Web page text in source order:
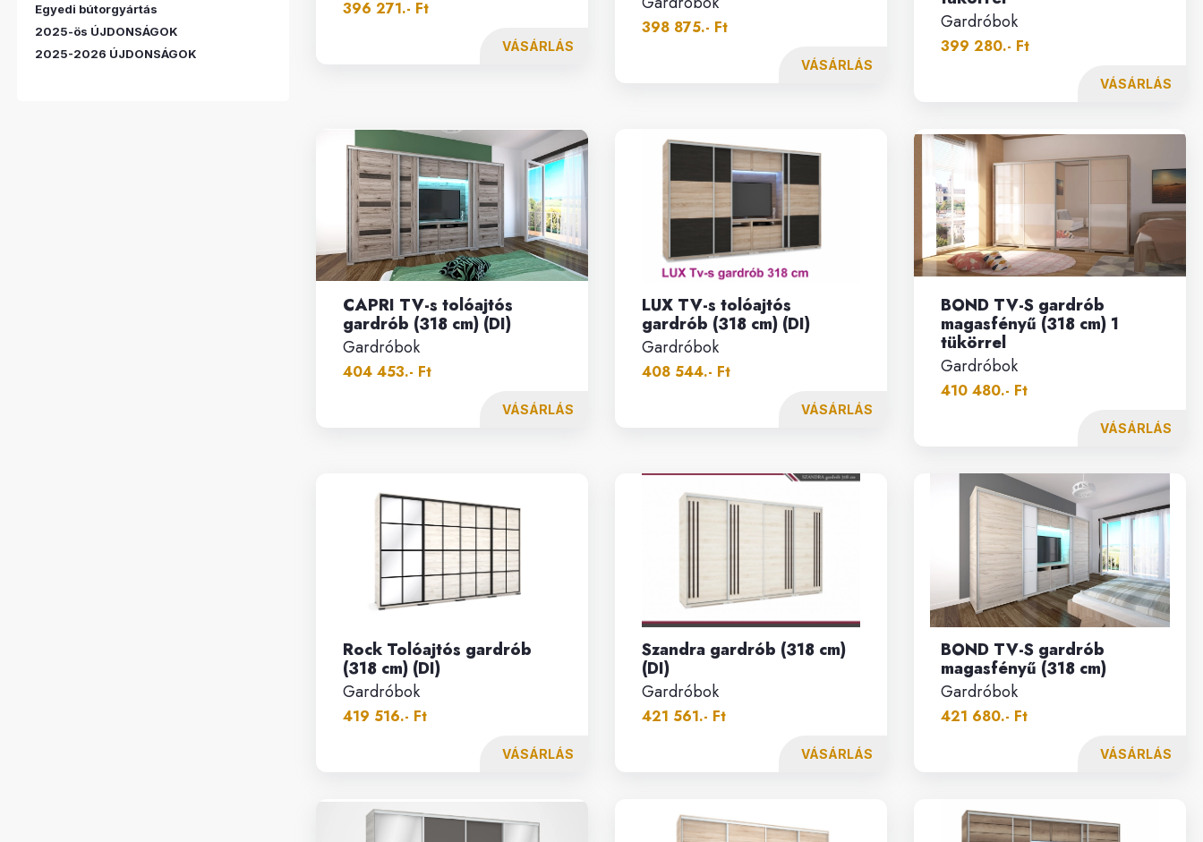
396 271.- Ft
VÁSÁRLÁS
398 875.- Ft
VÁSÁRLÁS
Gardróbok
399 280.- Ft
VÁSÁRLÁS
CAPRI TV-s tolóajtós
gardrób (318 cm) (DI)
Gardróbok
404 453.- Ft
VÁSÁRLÁS
LUX TV-s tolóajtós
gardrób (318 cm) (DI)
Gardróbok
408 544.- Ft
VÁSÁRLÁS
BOND TV-S gardrób
magasfényű (318 cm) 1
tükörrel
Gardróbok
410 480.- Ft
VÁSÁRLÁS
Rock Tolóajtós gardrób
(318 cm) (DI)
Gardróbok
419 516.- Ft
VÁSÁRLÁS
Szandra gardrób (318 cm)
(DI)
Gardróbok
421 561.- Ft
VÁSÁRLÁS
BOND TV-S gardrób
magasfényű (318 cm)
Gardróbok
421 680.- Ft
VÁSÁRLÁS
Egyedi bútorgyártás
2025-ös ÚJDONSÁGOK
2025-2026 ÚJDONSÁGOK